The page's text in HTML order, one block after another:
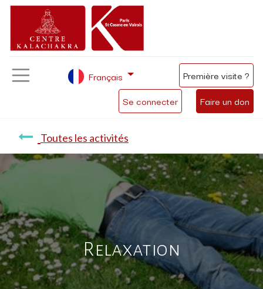
Se connecter Faire un don
Français Première visite ?
Toutes les activités
Relaxation